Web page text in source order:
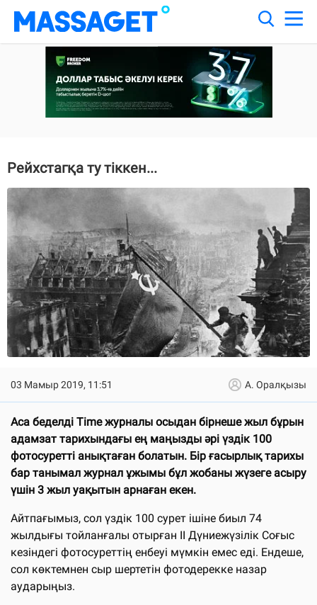
Рейхстагқа ту тіккен...
03 Мамыр 2019, 11:51 А. Оралқызы
Аса беделді Time журналы осыдан бірнеше жыл бұрын
адамзат тарихындағы ең маңызды әрі үздік 100
фотосуретті анықтаған болатын. Бір ғасырлық тарихы
бар танымал журнал ұжымы бұл жобаны жүзеге асыру
үшін 3 жыл уақытын арнаған екен.
Айтпағымыз, сол үздік 100 сурет ішіне биыл 74
жылдығы тойланғалы отырған II Дүниежүзілік Соғыс
кезіндегі фотосуреттің енбеуі мүмкін емес еді. Ендеше,
сол көктемнен сыр шертетін фотодерекке назар
аударыңыз.